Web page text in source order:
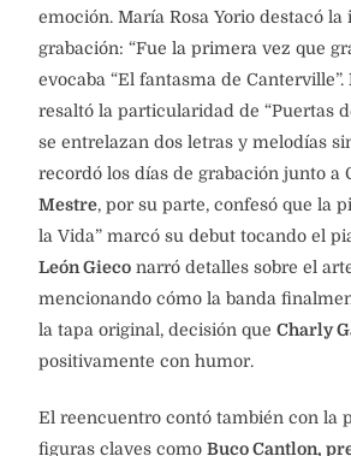
emoción. María Rosa Yorio destacó
grabación: “Fue la primera vez que
evocaba “El fantasma de Canterville”.
resaltó la particularidad de “Puertas
se entrelazan dos letras y melodías
recordó los días de grabación junto a
Mestre, por su parte, confesó que la
la Vida” marcó su debut tocando el
León Gieco narró detalles sobre el
mencionando cómo la banda
la tapa original, decisión que Charly
positivamente con humor.
El reencuentro contó también con la
figuras claves como Buco Cantlon,